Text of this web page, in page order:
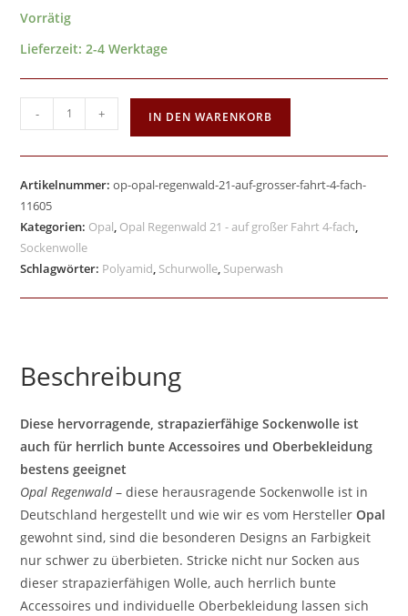
Vorrätig
Lieferzeit:2-4 Werktage
- + IN DEN WARENKORB
Artikelnummer:op-opal-regenwald-21-auf-grosser-fahrt-4-fach-
11605
Kategorien: Opal, Opal Regenwald 21 - auf großer Fahrt 4-fach,
Sockenwolle
Schlagwörter: Polyamid, Schurwolle, Superwash
Beschreibung
Diese hervorragende, strapazierfähige Sockenwolle ist
auch für herrlich bunte Accessoires und Oberbekleidung
bestens geeignet
Opal Regenwald– diese herausragende Sockenwolle ist in
Deutschland hergestellt und wie wir es vom HerstellerOpal
gewohnt sind, sind die besonderen Designs an Farbigkeit
nur schwer zu überbieten. Stricke nicht nur Socken aus
dieser strapazierfähigen Wolle, auch herrlich bunte
Accessoires und individuelle Oberbekleidung lassen sich